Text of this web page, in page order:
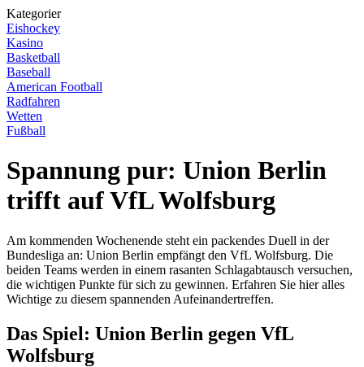
Kategorier
Eishockey
Kasino
Basketball
Baseball
American Football
Radfahren
Wetten
Fußball
Spannung pur: Union Berlin
trifft auf VfL Wolfsburg
Am kommenden Wochenende steht ein packendes Duell in der
Bundesliga an: Union Berlin empfängt den VfL Wolfsburg. Die
beiden Teams werden in einem rasanten Schlagabtausch versuchen,
die wichtigen Punkte für sich zu gewinnen. Erfahren Sie hier alles
Wichtige zu diesem spannenden Aufeinandertreffen.
Das Spiel: Union Berlin gegen VfL
Wolfsburg